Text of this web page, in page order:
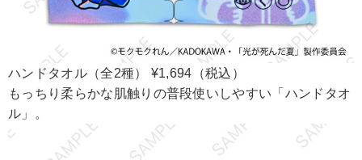
ハンドタオル（全2種） ¥1,694（税込）
もっちり柔らかな肌触りの普段使いしやすい「ハンドタオ
ル」。